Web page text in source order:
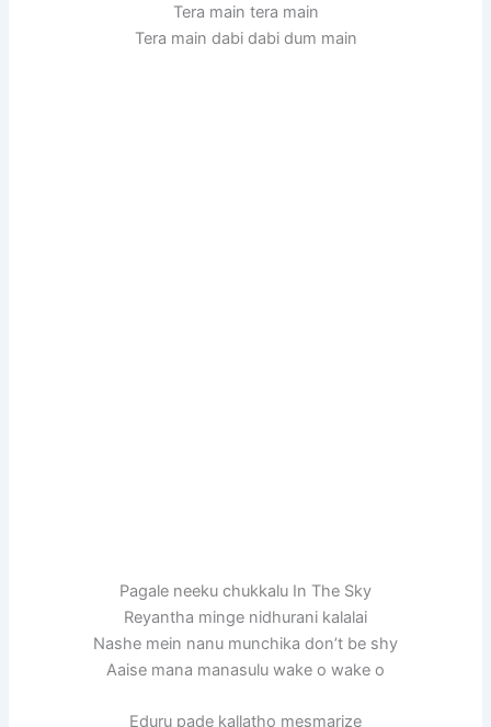
Tera main tera main
Tera main dabi dabi dum main
Pagale neeku chukkalu In The Sky
Reyantha minge nidhurani kalalai
Nashe mein nanu munchika don’t be shy
Aaise mana manasulu wake o wake o
Eduru pade kallatho mesmarize